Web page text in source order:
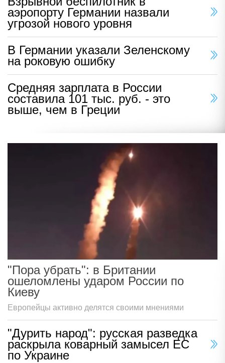
аэропорту Германии назвали
угрозой нового уровня
В Германии указали Зеленскому
на роковую ошибку
Средняя зарплата в России
составила 101 тыс. руб. - это
выше, чем в Греции
"Пора убрать": в Британии
ошеломлены ударом России по
Киеву
Европейцы активно делятся своими мнениями
"Дурить народ": русская разведка
раскрыла коварный замысел ЕС
по Украине